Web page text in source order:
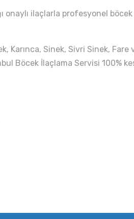
onaylı ilaçlarla profesyonel
Karınca, Sinek, Sivri Sinek, Fare
Böcek İlaçlama Servisi 100%